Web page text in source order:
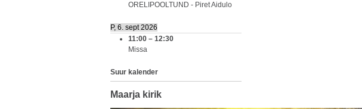
ORELIPOOLTUND - Piret Aidulo
P, 6. sept 2026
11:00 – 12:30
Missa
Suur kalender
Maarja kirik